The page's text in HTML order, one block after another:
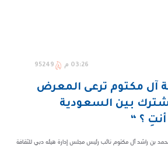
03:26 م 95249
آل مكتوم ترعى المعرض
بين السعودية
؟ “
بن راشد آل مكتوم نائب رئيس مجلس إدارة هيئه دبي للثقافة